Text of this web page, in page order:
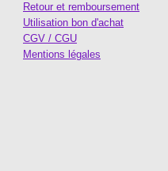
Retour et remboursement
Utilisation bon d'achat
CGV / CGU
Mentions légales